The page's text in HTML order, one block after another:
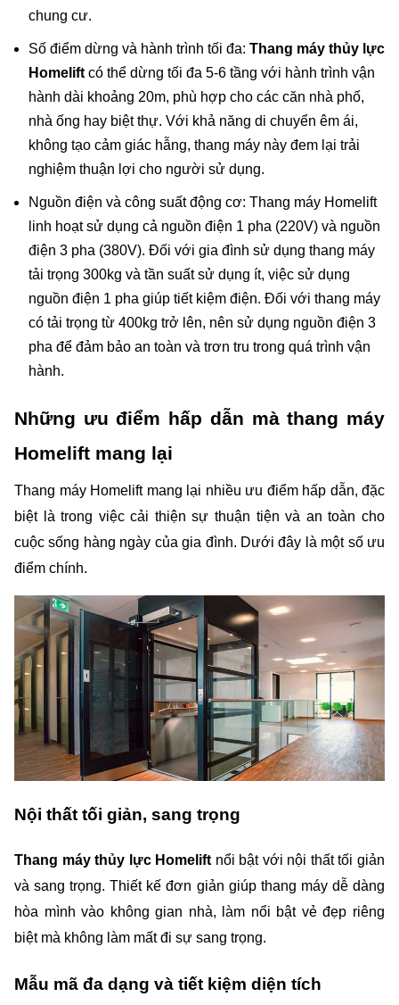
chung cư.
Số điểm dừng và hành trình tối đa: Thang máy thủy lực
Homelift có thể dừng tối đa 5-6 tầng với hành trình vận
hành dài khoảng 20m, phù hợp cho các căn nhà phố,
nhà ống hay biệt thự. Với khả năng di chuyển êm ái,
không tạo cảm giác hẫng, thang máy này đem lại trải
nghiệm thuận lợi cho người sử dụng.
Nguồn điện và công suất động cơ: Thang máy Homelift
linh hoạt sử dụng cả nguồn điện 1 pha (220V) và nguồn
điện 3 pha (380V). Đối với gia đình sử dụng thang máy
tải trọng 300kg và tần suất sử dụng ít, việc sử dụng
nguồn điện 1 pha giúp tiết kiệm điện. Đối với thang máy
có tải trọng từ 400kg trở lên, nên sử dụng nguồn điện 3
pha để đảm bảo an toàn và trơn tru trong quá trình vận
hành.
Những ưu điểm hấp dẫn mà thang máy
Homelift mang lại
Thang máy Homelift mang lại nhiều ưu điểm hấp dẫn, đặc
biệt là trong việc cải thiện sự thuận tiện và an toàn cho
cuộc sống hàng ngày của gia đình. Dưới đây là một số ưu
điểm chính.
Nội thất tối giản, sang trọng
Thang máy thủy lực Homelift nổi bật với nội thất tối giản
và sang trọng. Thiết kế đơn giản giúp thang máy dễ dàng
hòa mình vào không gian nhà, làm nổi bật vẻ đẹp riêng
biệt mà không làm mất đi sự sang trọng.
Mẫu mã đa dạng và tiết kiệm diện tích